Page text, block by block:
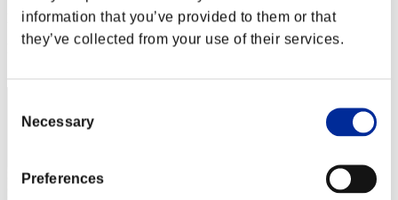
information that you’ve provided to them or that
they’ve collected from your use of their services.
Selection
Necessary
Preferences
Punteggio:Lv:1/02'25"90
Posizione